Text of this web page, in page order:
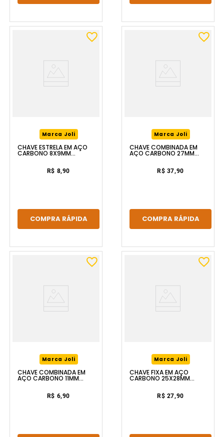
Marca Joli
CHAVE ESTRELA EM AÇO
CARBONO 8X9MM
R$ 8,90
COMPRA RÁPIDA
Marca Joli
CHAVE COMBINADA EM
AÇO CARBONO 27MM
FERRAPLUS
R$ 37,90
COMPRA RÁPIDA
Marca Joli
CHAVE COMBINADA EM
AÇO CARBONO 11MM
FERRAPLUS
R$ 6,90
Marca Joli
CHAVE FIXA EM AÇO
CARBONO 25X28MM
R$ 27,90